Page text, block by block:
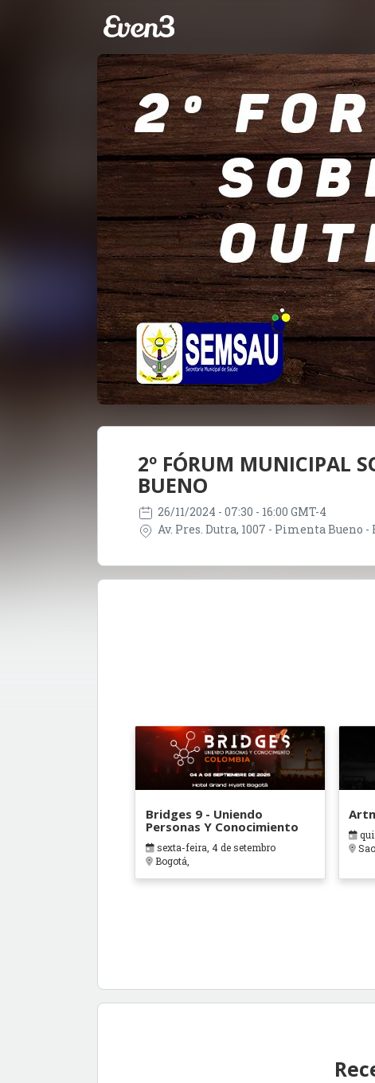
2º FÓRUM MUNICIPAL
BUENO
26/11/2024 - 07:30 - 16:00 GMT-4
Av. Pres. Dutra, 1007 - Pimenta Bueno
Bridges 9 - Uniendo
Personas Y Conocimiento
sexta-feira, 4 de setembro
Bogotá,